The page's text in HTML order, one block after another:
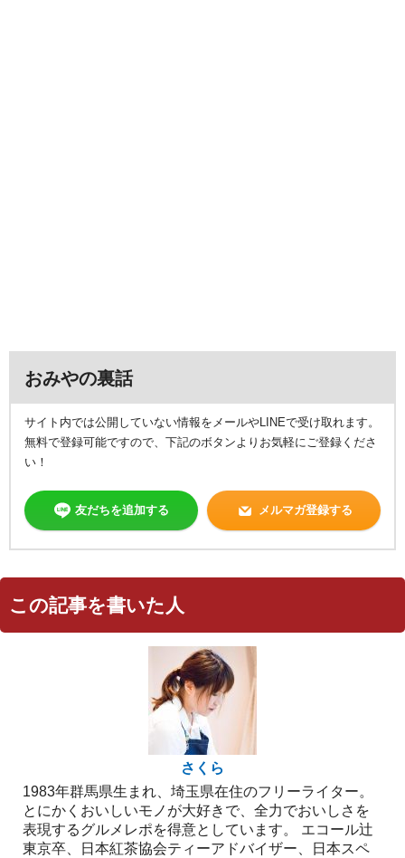
おみやの裏話
サイト内では公開していない情報をメールやLINEで受け取れます。
無料で登録可能ですので、下記のボタンよりお気軽にご登録くださ
い！
友だちを追加する メルマガ登録する
この記事を書いた人
さくら
1983年群馬県生まれ、埼玉県在住のフリーライター。
とにかくおいしいモノが大好きで、全力でおいしさを
表現するグルメレポを得意としています。 エコール辻
東京卒、日本紅茶協会ティーアドバイザー、日本スペ